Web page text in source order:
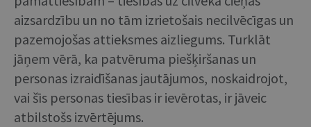
aizsardzību un no tām izrietošais necilvēcīgas un
pazemojošas attieksmes aizliegums. Turklāt
jāņem vērā, ka patvēruma piešķiršanas un
personas izraidīšanas jautājumos, noskaidrojot,
vai šīs personas tiesības ir ievērotas, ir jāveic
atbilstošs izvērtējums.